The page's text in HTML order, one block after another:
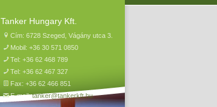
Tanker Hungary Kft.
Cím: 6728 Szeged, Vágány utca 3.
Mobil: +36 30 571 0850
Tel: +36 62 468 789
Tel: +36 62 467 327
Fax: +36 62 466 851
E-mail:tanker@tankerkft.hu